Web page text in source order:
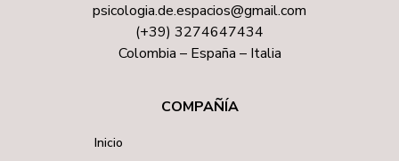
psicologia.de.espacios@gmail.com
(+39) 3274647434
Colombia – España – Italia
COMPAÑÍA
Inicio